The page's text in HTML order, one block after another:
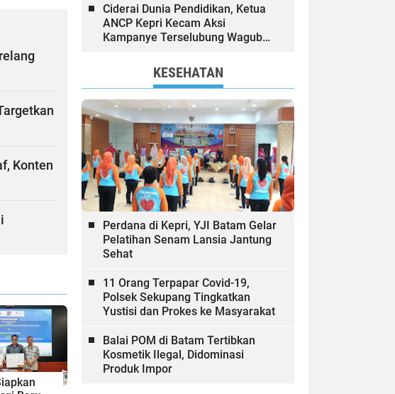
Konten
Dibiayai
Ciderai Dunia Pendidikan, Ketua
ANCP Kepri Kecam Aksi
Kampanye Terselubung Wagub
KESEHATAN
Perdana di Kepri, YJI Batam Gelar
Pelatihan Senam Lansia Jantung
Sehat
11 Orang Terpapar Covid-19,
Polsek Sekupang Tingkatkan
Yustisi dan Prokes ke Masyarakat
Balai POM di Batam Tertibkan
Kosmetik Ilegal, Didominasi
Produk Impor